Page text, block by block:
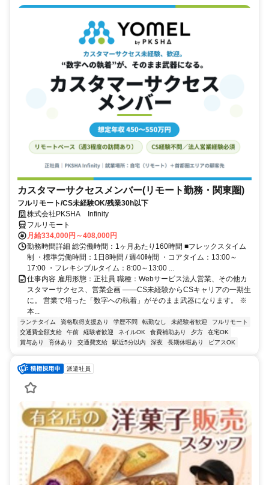
カスタマーサクセスメンバー(リモート勤務・関東圏)
フルリモート/CS未経験OK/残業30h以下
株式会社PKSHA Infinity
フルリモート
月給334,000円～408,000円
勤務時間詳細 総労働時間：1ヶ月あたり160時間 ■フレックスタイム
制 ・標準労働時間：1日8時間 / 週40時間 ・コアタイム：13:00～
17:00 ・フレキシブルタイム：8:00～13:00 ...
仕事内容 雇用形態：正社員 職種：Webサービス法人営業、その他カ
スタマーサクセス、営業企画 ――CS未経験からCSキャリアの一期生
に。 営業で培った「数字への執着」がそのまま武器になります。 ※
本...
ランチタイム 資格取得支援あり 学歴不問 転勤なし 未経験者歓迎
フルリモート
交通費全額支給
午前 経験者歓迎 ネイルOK 食費補助あり 夕方
在宅OK
賞与あり
育休あり 交通費支給 駅近5分以内 深夜 長期休暇あり ピアスOK
派遣社員